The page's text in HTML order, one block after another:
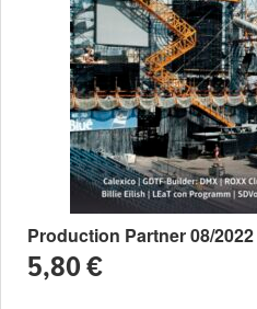
Production Partner 08/
5,80 €